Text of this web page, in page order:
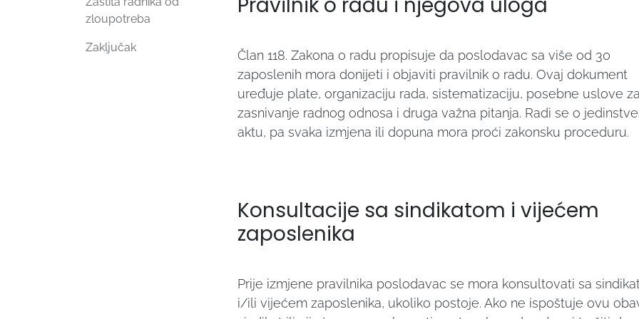
zloupotreba
Zaključak
Član 118. Zakona o radu propisuje da poslodavac sa više od 30
zaposlenih mora donijeti i objaviti pravilnik o radu. Ovaj dokument
uređuje plate, organizaciju rada, sistematizaciju, posebne uslove za
zasnivanje radnog odnosa i druga važna pitanja. Radi se o
aktu, pa svaka izmjena ili dopuna mora proći zakonsku proceduru.
Konsultacije sa sindikatom i vijećem
zaposlenika
Prije izmjene pravilnika poslodavac se mora konsultovati sa
i/ili vijećem zaposlenika, ukoliko postoje. Ako ne ispoštuje ovu